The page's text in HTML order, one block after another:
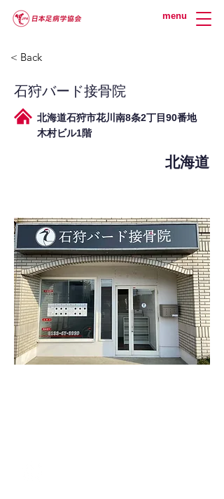
menu
< Back
石狩バード接骨院
北海道石狩市花川南8条2丁目90番地
木村ビル1階
北海道